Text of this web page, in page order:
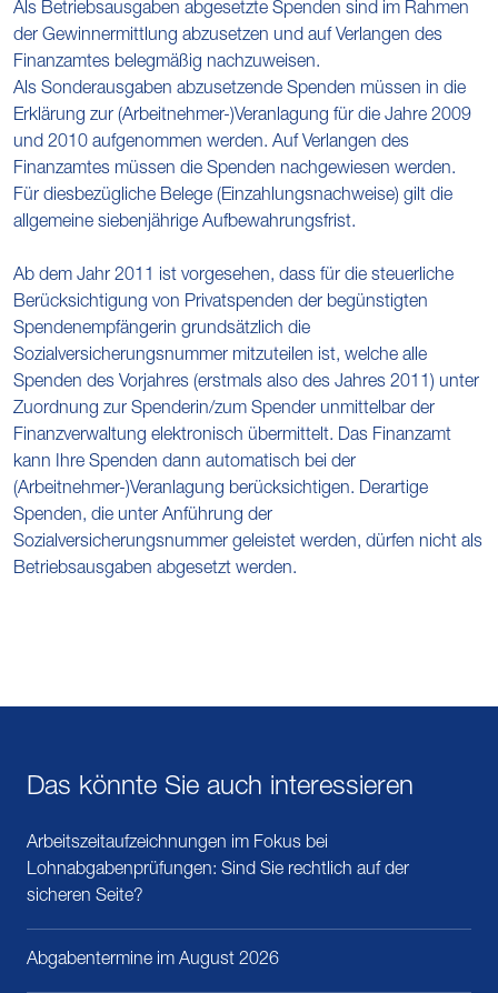
Als Betriebsausgaben abgesetzte Spenden sind im Rahmen
der Gewinnermittlung abzusetzen und auf Verlangen des
Finanzamtes belegmäßig nachzuweisen.
Als Sonderausgaben abzusetzende Spenden müssen in die
Erklärung zur (Arbeitnehmer-)Veranlagung für die Jahre 2009
und 2010 aufgenommen werden. Auf Verlangen des
Finanzamtes müssen die Spenden nachgewiesen werden.
Für diesbezügliche Belege (Einzahlungsnachweise) gilt die
allgemeine siebenjährige Aufbewahrungsfrist.
Ab dem Jahr 2011 ist vorgesehen, dass für die steuerliche
Berücksichtigung von Privatspenden der begünstigten
Spendenempfängerin grundsätzlich die
Sozialversicherungsnummer mitzuteilen ist, welche alle
Spenden des Vorjahres (erstmals also des Jahres 2011) unter
Zuordnung zur Spenderin/zum Spender unmittelbar der
Finanzverwaltung elektronisch übermittelt. Das Finanzamt
kann Ihre Spenden dann automatisch bei der
(Arbeitnehmer-)Veranlagung berücksichtigen. Derartige
Spenden, die unter Anführung der
Sozialversicherungsnummer geleistet werden, dürfen nicht als
Betriebsausgaben abgesetzt werden.
Das könnte Sie auch interessieren
Arbeitszeitaufzeichnungen im Fokus bei
Lohnabgabenprüfungen: Sind Sie rechtlich auf der
sicheren Seite?
Abgabentermine im August 2026